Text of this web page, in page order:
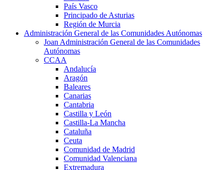
País Vasco
Principado de Asturias
Región de Murcia
Administración General de las Comunidades Autónomas
Joan Administración General de las Comunidades
Autónomas
CCAA
Andalucía
Aragón
Baleares
Canarias
Cantabria
Castilla y León
Castilla-La Mancha
Cataluña
Ceuta
Comunidad de Madrid
Comunidad Valenciana
Extremadura